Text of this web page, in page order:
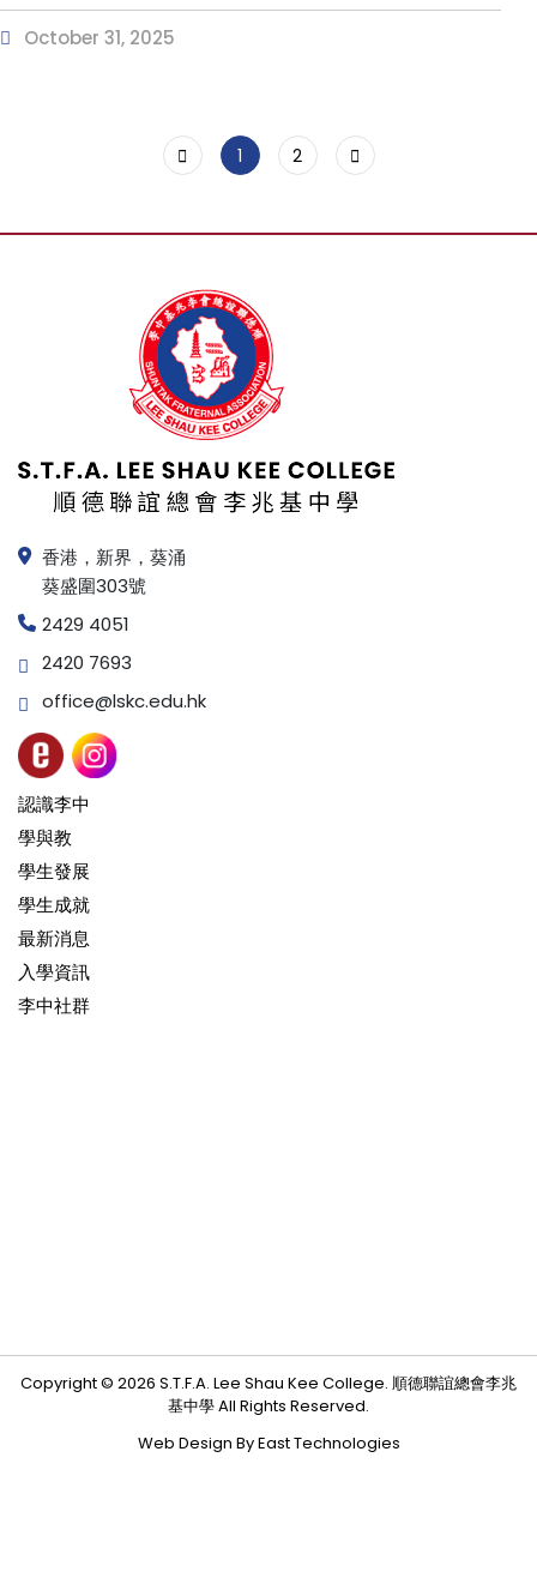
October 31, 2025
1 2
香港，新界，葵涌
葵盛圍303號
2429 4051
2420 7693
office@lskc.edu.hk
認識李中
學與教
學生發展
學生成就
最新消息
入學資訊
李中社群
Copyright © 2026 S.T.F.A. Lee Shau Kee College. 順德聯誼總會李兆
基中學 All Rights Reserved.
Web Design By East Technologies